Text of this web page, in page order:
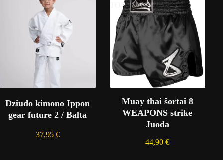
Dziudo kimono Ippon
gear future 2 / Balta
37,95 €
TOP
Muay thai šortai 8
WEAPONS strike
Juoda
44,90€